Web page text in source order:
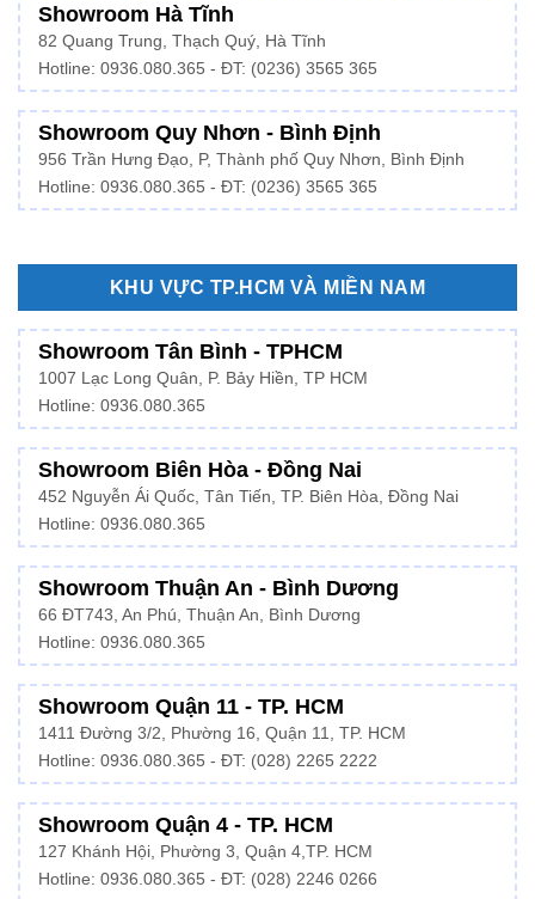
Showroom Hà Tĩnh
82 Quang Trung, Thạch Quý, Hà Tĩnh
Hotline: 0936.080.365 - ĐT: (0236) 3565 365
Showroom Quy Nhơn - Bình Định
956 Trần Hưng Đạo, P, Thành phố Quy Nhơn, Bình Định
Hotline: 0936.080.365 - ĐT: (0236) 3565 365
KHU VỰC TP.HCM VÀ MIỀN NAM
Showroom Tân Bình - TPHCM
1007 Lạc Long Quân, P. Bảy Hiền, TP HCM
Hotline: 0936.080.365
Showroom Biên Hòa - Đồng Nai
452 Nguyễn Ái Quốc, Tân Tiến, TP. Biên Hòa, Đồng Nai
Hotline: 0936.080.365
Showroom Thuận An - Bình Dương
66 ĐT743, An Phú, Thuận An, Bình Dương
Hotline: 0936.080.365
Showroom Quận 11 - TP. HCM
1411 Đường 3/2, Phường 16, Quận 11, TP. HCM
Hotline: 0936.080.365 - ĐT: (028) 2265 2222
Showroom Quận 4 - TP. HCM
127 Khánh Hội, Phường 3, Quận 4,TP. HCM
Hotline: 0936.080.365 - ĐT: (028) 2246 0266